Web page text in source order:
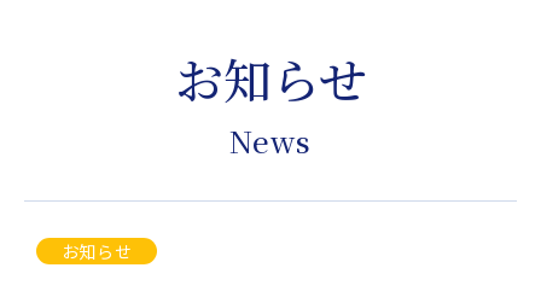
お知らせ
News
お知らせ